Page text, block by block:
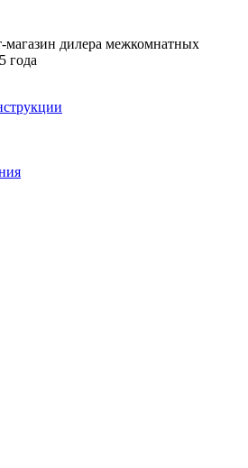
дилера межкомнатных
года